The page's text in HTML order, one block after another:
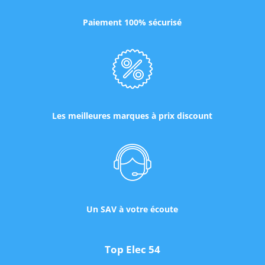
Paiement 100% sécurisé
Les meilleures marques à prix discount
Un SAV à votre écoute
Top Elec 54